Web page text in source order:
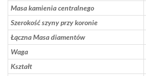
Masa kamienia centralnego
Szerokość szyny przy koronie
Łączna Masa diamentów
Waga
Kształt